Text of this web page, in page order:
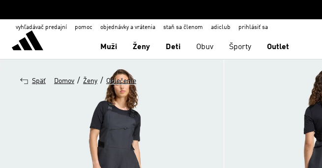
vyhľadávač predajní pomoc objednávky a vrátenia staň sa členom adiclub prihlásiť sa
Muži Ženy Deti Obuv Športy Outlet
Späť Domov / Ženy / Oblečenie